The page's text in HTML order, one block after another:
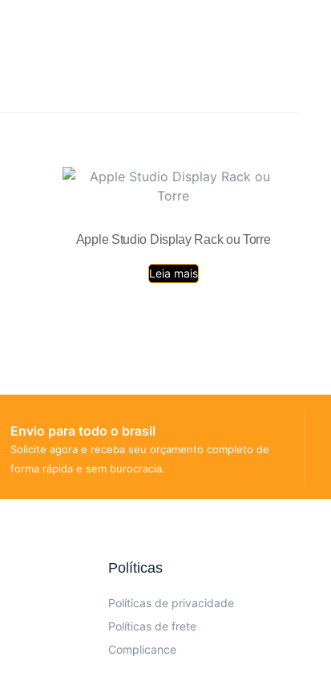
Apple Studio Display Rack ou Torre
Leia mais
Envio para todo o brasil
Solicite agora e receba seu orçamento completo de
forma rápida e sem burocracia.
Políticas
Políticas de privacidade
Políticas de frete
Complicance